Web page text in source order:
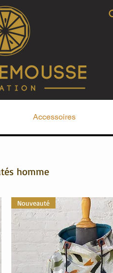
homme
Nouveauté
Accessoires